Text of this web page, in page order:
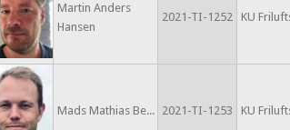
Martin Anders
Hansen
2021-TI-1252 KU
Mads Mathias Be... 2021-TI-1253 KU